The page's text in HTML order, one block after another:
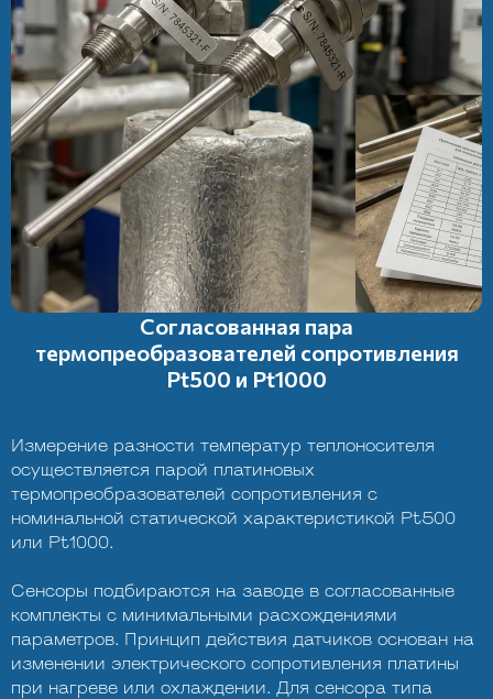
Согласованная пара
термопреобразователей сопротивления
Pt500 и Pt1000
Измерение разности температур теплоносителя
осуществляется парой платиновых
термопреобразователей сопротивления с
номинальной статической характеристикой Pt500
или Pt1000.
Сенсоры подбираются на заводе в согласованные
комплекты с минимальными расхождениями
параметров. Принцип действия датчиков основан на
изменении электрического сопротивления платины
при нагреве или охлаждении. Для сенсора типа